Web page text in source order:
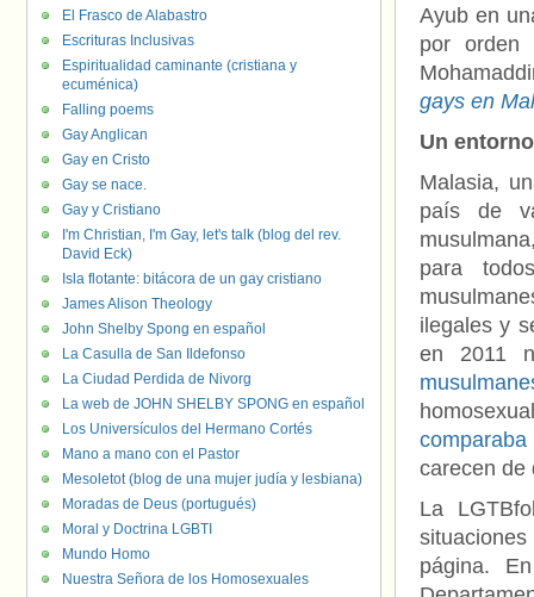
Ayub en
por orden
gays en
Un
Malasia,
país de
para
ilegales y
en 2011
carecen de
La
página.
El Frasco de Alabastro
Escrituras Inclusivas
Espiritualidad caminante (cristiana y
ecuménica)
Falling poems
Gay Anglican
Gay en Cristo
Gay se nace.
Gay y Cristiano
I'm Christian, I'm Gay, let's talk (blog del rev.
David Eck)
Isla flotante: bitácora de un gay cristiano
James Alison Theology
John Shelby Spong en español
La Casulla de San Ildefonso
La Ciudad Perdida de Nivorg
La web de JOHN SHELBY SPONG en español
Los Universículos del Hermano Cortés
Mano a mano con el Pastor
Mesoletot (blog de una mujer judía y lesbiana)
Moradas de Deus (portugués)
Moral y Doctrina LGBTI
Mundo Homo
Nuestra Señora de los Homosexuales